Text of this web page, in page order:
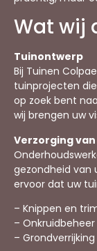
Wat wij
Tuinontwerp
Bij Tuinen
tuinprojecten
op zoek bent
wij brengen uw
Verzorging
gezondheid van
ervoor dat uw
– Knippen en
– Onkruidbeheer
– Grondverrijking